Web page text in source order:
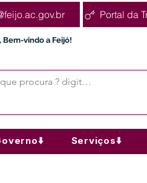
Portal da
Bem-vindo a Feijó!
Serviços⬇️